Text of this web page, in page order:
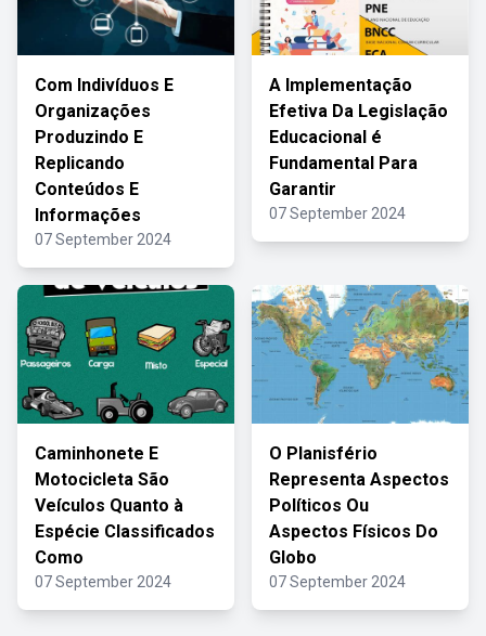
Com Indivíduos E
Organizações
Produzindo E
Replicando
Conteúdos E
Informações
07 September 2024
A Implementação
Efetiva Da Legislação
Educacional é
Fundamental Para
Garantir
07 September 2024
Caminhonete E
Motocicleta São
Veículos Quanto à
Espécie Classificados
Como
07 September 2024
O Planisfério
Representa Aspectos
Políticos Ou
Aspectos Físicos Do
Globo
07 September 2024